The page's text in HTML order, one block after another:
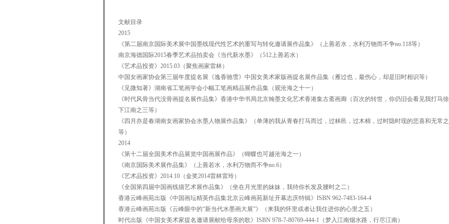
文献目录
2015
《第二届南京国际美术展中国墨线现代性艺术的重写与转化邀请展作品集》（上善若水，水利万物而不争no.118等）
南京海德国际2015春季艺术品拍卖会《当代新水墨》（512上善若水）
《艺术品投资》2015.03（聚焦画家雷林）
中国女画家协会第三届年度提名展《逸香驰雪》中国女美术家版画提名展作品集（雁过也，最伤心，却是旧时相识等）
《见微知著》湖南省工笔画学会小幅工笔画精品展作品集（观沧海之十一）
《时代风骨当代没骨画提名展作品集》香港中华书局北京翰墨文化艺术香港集古斋画廊（百次的转世，你仍旧会看见我打马
下江南之三等）
《四月亦是春湖南女画家协会水墨人物展作品集》（单薄的我从青春打马而过，过林邑，过木棉，过时隐时现的悲喜和无常
等）
2014
《第十二届全国美术作品展览中国画展作品》（蝴蝶也可越沧海之一）
《南京国际美术展作品集》（上善若水，水利万物而不争no.6）
《艺术品投资》2014.10（金奖2014雷林雷玲）
《全国第四届中国画线描艺术展作品集》（坐在月光里的妹妹，我待你长发及腰时之二）
香港云峰画苑出版《中国画坛精英作品集北京云峰画苑新址开幕志庆特辑》ISBN 962-7483-164-4
香港云峰画苑出版《云峰眼中的“新当代水墨画大展”》（来我的怀里或者让我住进你的心里之五）
时代出版《中国女美术家提名邀请展献给母亲的歌》ISBN 978-7-80769-444-1（梦入江南烟水路，行尽江南）